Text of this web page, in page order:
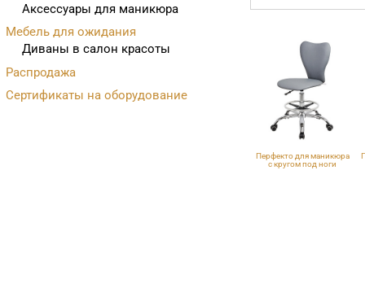
Перфекто для маникюра
с кругом под ноги
Аксессуары для маникюра
Мебель для ожидания
Диваны в салон красоты
Распродажа
Сертификаты на оборудование